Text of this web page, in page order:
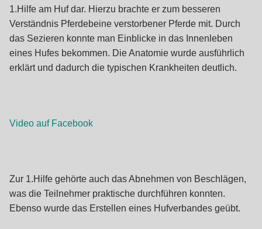
1.Hilfe am Huf dar. Hierzu brachte er zum besseren
Verständnis Pferdebeine verstorbener Pferde mit. Durch
das Sezieren konnte man Einblicke in das Innenleben
eines Hufes bekommen. Die Anatomie wurde ausführlich
erklärt und dadurch die typischen Krankheiten deutlich.
Video auf Facebook
Zur 1.Hilfe gehörte auch das Abnehmen von Beschlägen,
was die Teilnehmer praktische durchführen konnten.
Ebenso wurde das Erstellen eines Hufverbandes geübt.